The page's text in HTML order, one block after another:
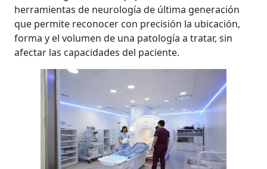
herramientas de neurología de última generación
que permite reconocer con precisión la ubicación,
forma y el volumen de una patología a tratar, sin
afectar las capacidades del paciente.